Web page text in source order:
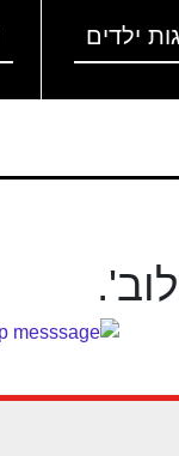
ילדים